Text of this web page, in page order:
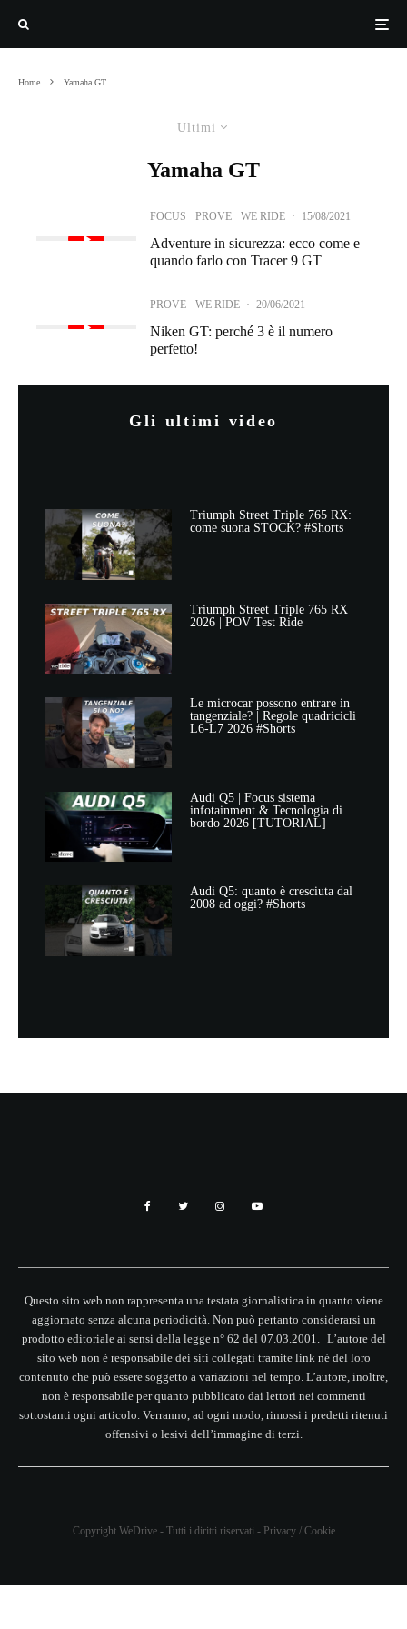
Home Yamaha GT
Ultimi
Yamaha GT
FOCUS PROVE WE RIDE · 15/08/2021
Adventure in sicurezza: ecco come e
quando farlo con Tracer 9 GT
PROVE WE RIDE · 20/06/2021
Niken GT: perché 3 è il numero
perfetto!
Gli ultimi video
Triumph Street Triple 765 RX:
come suona STOCK? #Shorts
Triumph Street Triple 765 RX
2026 | POV Test Ride
Le microcar possono entrare in
tangenziale? | Regole quadricicli
L6-L7 2026 #Shorts
Audi Q5 | Focus sistema
infotainment & Tecnologia di
bordo 2026 [TUTORIAL]
Audi Q5: quanto è cresciuta dal
2008 ad oggi? #Shorts
Questo sito web non rappresenta una testata giornalistica in quanto viene
aggiornato senza alcuna periodicità. Non può pertanto considerarsi un
prodotto editoriale ai sensi della legge n° 62 del 07.03.2001. L’autore del
sito web non è responsabile dei siti collegati tramite link né del loro
contenuto che può essere soggetto a variazioni nel tempo. L’autore, inoltre,
non è responsabile per quanto pubblicato dai lettori nei commenti
sottostanti ogni articolo. Verranno, ad ogni modo, rimossi i predetti ritenuti
offensivi o lesivi dell’immagine di terzi.
Copyright WeDrive - Tutti i diritti riservati - Privacy/ Cookie